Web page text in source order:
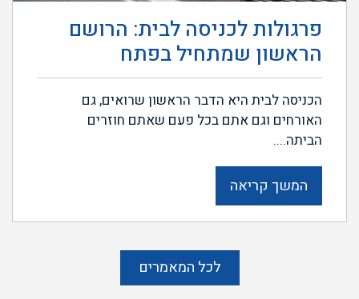
פרגולות לכניסה לבית: הרושם
הראשון שמתחיל בפתח
הכניסה לבית היא הדבר הראשון שרואים, גם
האורחים וגם אתם בכל פעם שאתם חוזרים
הביתה....
המשך קריאה
לכל המאמרים